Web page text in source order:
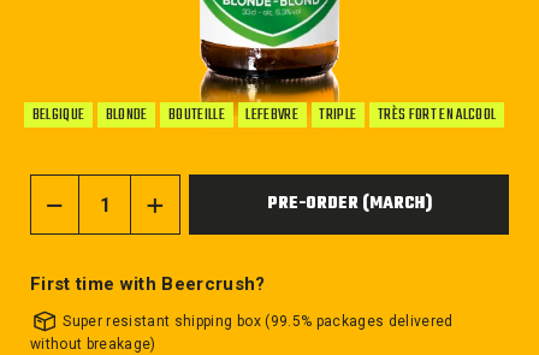
BELGIQUE BLONDE BOUTEILLE LEFEBVRE TRIPLE TRÈS FORT EN ALCOOL
PRE-ORDER (MARCH)
First time with Beercrush?
Super resistant shipping box (99.5% packages delivered
without breakage)